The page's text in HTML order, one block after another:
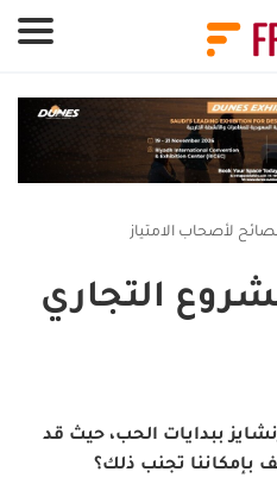
لأصحاب الامتياز
التجاري
ببدايات الحب، حيث قد
بإمكاننا تجنب ذلك؟
لوحة إدارة ملفات تعريف الارتباط